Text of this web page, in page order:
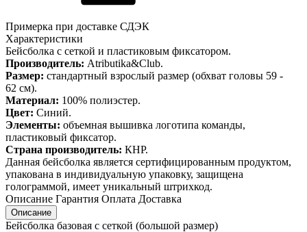
Примерка при доставке СДЭК
Характеристики
Бейсболка с сеткой и пластиковым фиксатором.
Производитель: Atributika&Club.
Размер: стандартный взрослый размер (обхват головы 59 -
62 см).
Материал: 100% полиэстер.
Цвет: Синий.
Элементы: объемная вышивка логотипа команды,
пластиковый фиксатор.
Страна производитель: КНР.
Данная бейсболка является сертифицированным продуктом,
упакована в индивидуальную упаковку, защищена
голограммой, имеет уникальный штрихкод.
Описание Гарантия Оплата Доставка
Описание
Бейсболка базовая с сеткой (большой размер)